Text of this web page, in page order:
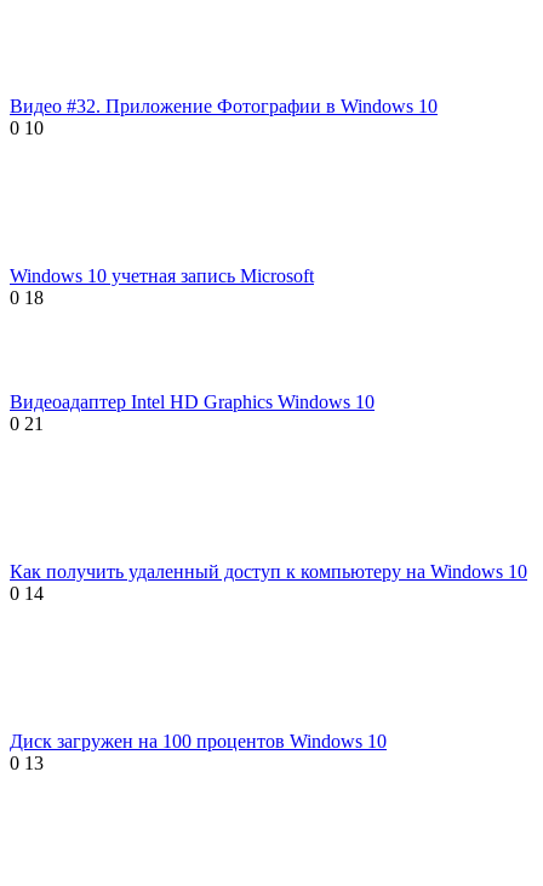
Видео #32. Приложение Фотографии в Windows 10
0 10
Windows 10 учетная запись Microsoft
0 18
Видеоадаптер Intel HD Graphics Windows 10
0 21
Как получить удаленный доступ к компьютеру на Windows 10
0 14
Диск загружен на 100 процентов Windows 10
0 13